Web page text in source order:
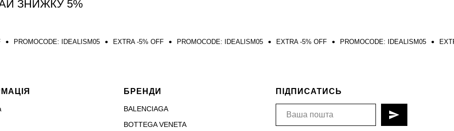
ЗНИЖКУ 5%
IDEALISM05 EXTRA -5% OFF PROMOCODE: IDEALISM05 EXTRA -5% OFF PROMOCODE: IDEALISM05 EXTRA -5% OFF
БРЕНДИ
BALENCIAGA
BOTTEGA VENETA
ПІДПИСАТИСЬ